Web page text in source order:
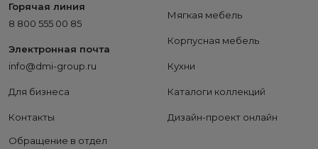
Горячая линия
8 800 555 00 85
Электронная почта
info@dmi-group.ru
Для бизнеса
Контакты
Обращение в отдел
Мягкая мебель
Корпусная мебель
Кухни
Каталоги коллекций
Дизайн-проект онлайн